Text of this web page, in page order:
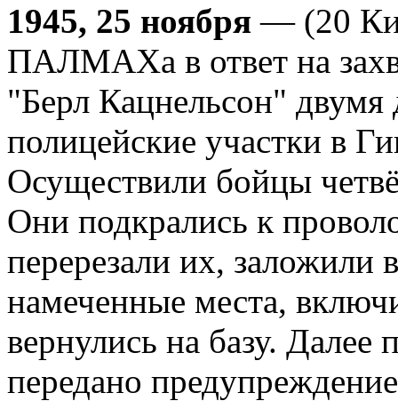
1945, 25 ноября — (20
ПАЛМАХа в ответ на
"Берл Кацнельсон"
полицейские участки в
Осуществили бойцы
Они подкрались к
перерезали их, заложили
намеченные места,
вернулись на базу.
передано